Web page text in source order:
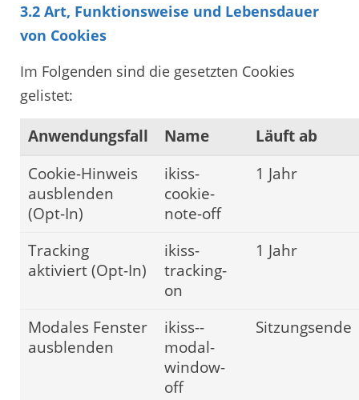
3.2 Art, Funktionsweise und Lebensdauer
von Cookies
Im Folgenden sind die gesetzten Cookies
gelistet:
Anwendungsfall Name
Läuft ab
Cookie-Hinweis
ausblenden
(Opt-In)
ikiss-
cookie-
note-off
1 Jahr
Tracking
aktiviert (Opt-In)
ikiss-
tracking-
on
1 Jahr
Modales Fenster
ausblenden
ikiss--
modal-
window-
off
Sitzungsende